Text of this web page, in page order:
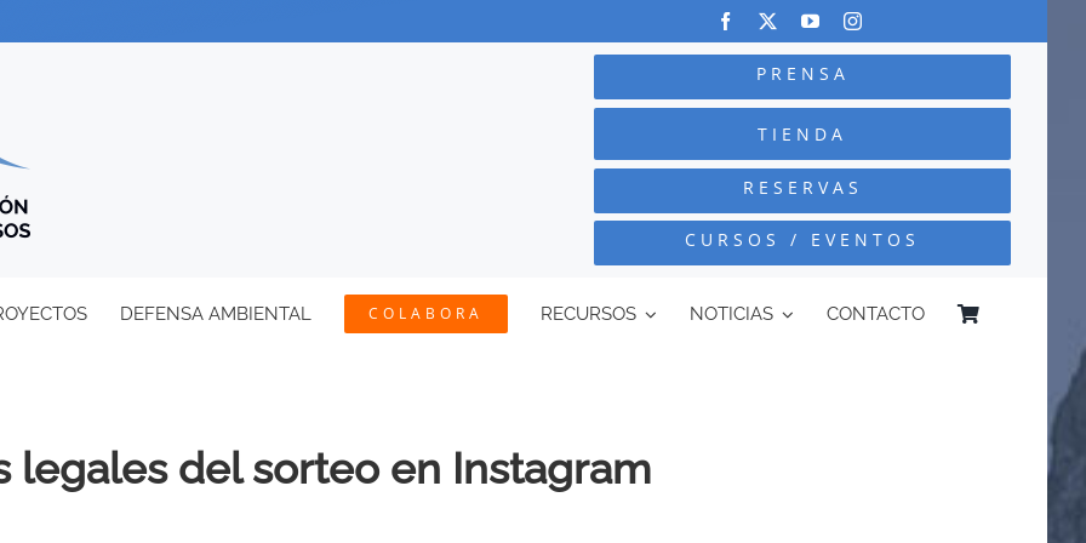
PRENSA
TIENDA
RESERVAS
CURSOS / EVENTOS
DEFENSA AMBIENTAL COLABORA RECURSOS NOTICIAS CONTACTO
legales del sorteo en Instagram